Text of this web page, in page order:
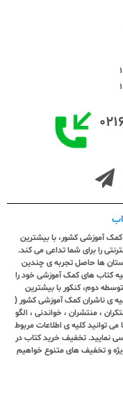
آموزشی کشور، با بیشترین
را برای شما تداعی می کند.
شهرستان ها حاصل تجربه ی چندین
کتاب های کمک آموزشی خود را
دوم، کنکور با بیشترین
ی ناشران کمک آموزشی کشور (
، منتشران ، خواندنی ، الگو
توانید کلیه ی اطلاعات مربوط
نمایید. تخفیف خرید کتاب در
و تخفیف های متنوع خواهیم